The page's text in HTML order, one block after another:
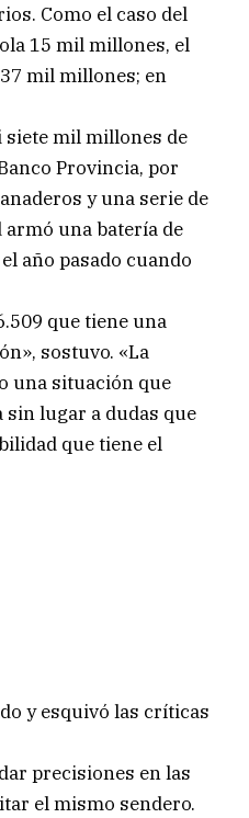
Como el caso del
15 mil millones, el
mil millones; en
siete mil millones de
Provincia, por
y una serie de
una batería de
año pasado cuando
que tiene una
sostuvo. «La
una situación que
sin lugar a dudas que
que tiene el
y esquivó las críticas
precisiones en las
el mismo sendero.